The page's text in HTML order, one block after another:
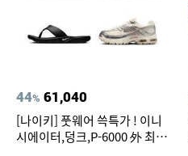
44% 61,040
[나이키] 풋웨어 쓱특가 ! 이니
시에이터,덩크,P-6000 外 최대